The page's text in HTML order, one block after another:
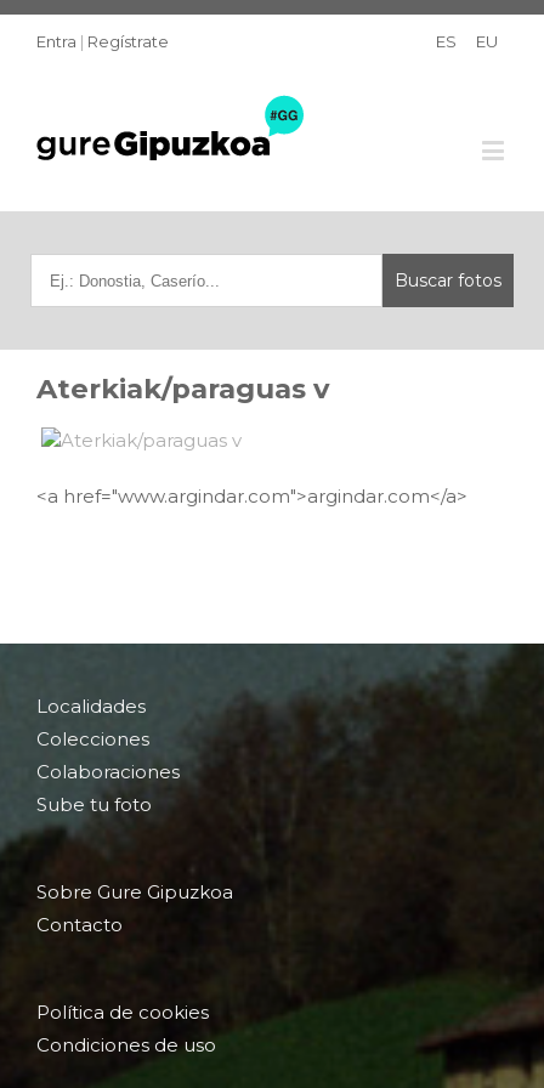
Entra | Regístrate ES EU
Aterkiak/paraguas v
<a href="www.argindar.com">argindar.com</a>
Localidades
Colecciones
Colaboraciones
Sube tu foto
Sobre Gure Gipuzkoa
Contacto
Política de cookies
Condiciones de uso